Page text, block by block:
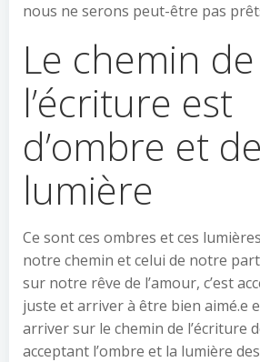
nous ne serons peut-être pas
Le chemin de
l’écriture est
d’ombre et de
lumière
Ce sont ces ombres et ces
notre chemin et celui de notre
sur notre rêve de l’amour, c’est
juste et arriver à être bien aimé.e
arriver sur le chemin de l’écriture
acceptant l’ombre et la lumière